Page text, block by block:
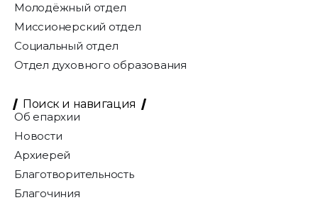
Молодёжный отдел
Миссионерский отдел
Социальный отдел
Отдел духовного образования
Поиск и навигация
Об епархии
Новости
Архиерей
Благотворительность
Благочиния